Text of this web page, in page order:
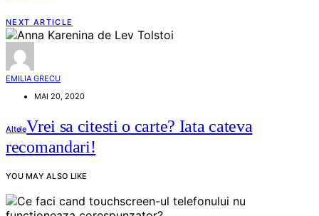
NEXT ARTICLE
EMILIA GRECU
MAI 20, 2020
AlteleVrei sa citesti o carte? Iata cateva
recomandari!
YOU MAY ALSO LIKE